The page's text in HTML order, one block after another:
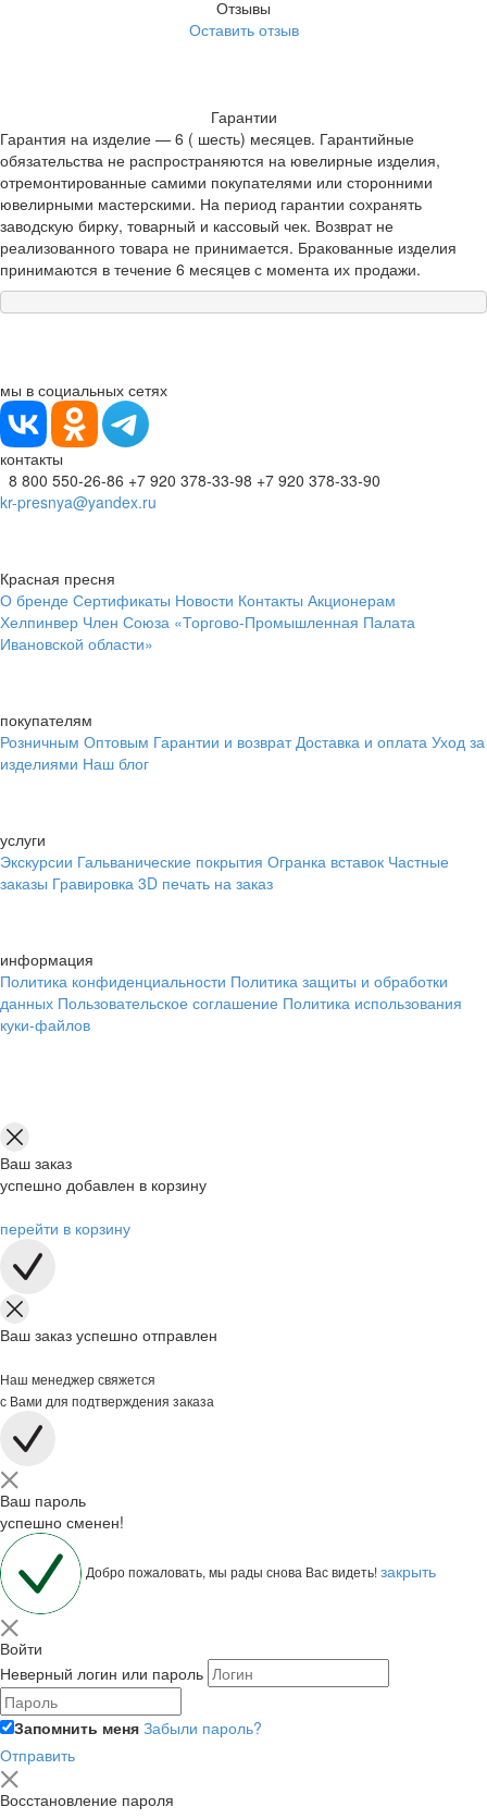
Отзывы
Оставить отзыв
Гарантии
Гарантия на изделие — 6 ( шесть) месяцев. Гарантийные
обязательства не распространяются на ювелирные изделия,
отремонтированные самими покупателями или сторонними
ювелирными мастерскими. На период гарантии сохранять
заводскую бирку, товарный и кассовый чек. Возврат не
реализованного товара не принимается. Бракованные изделия
принимаются в течение 6 месяцев с момента их продажи.
мы в социальных сетях
контакты
8 800 550-26-86 +7 920 378-33-98 +7 920 378-33-90
kr-presnya@yandex.ru
Красная пресня
О бренде Сертификаты Новости Контакты Акционерам
Хелпинвер Член Союза «Торгово-Промышленная Палата
Ивановской области»
покупателям
Розничным Оптовым Гарантии и возврат Доставка и оплата Уход за
изделиями Наш блог
услуги
Экскурсии Гальванические покрытия Огранка вставок Частные
заказы Гравировка 3D печать на заказ
информация
Политика конфиденциальности Политика защиты и обработки
данных Пользовательское соглашение Политика использования
куки-файлов
Ваш заказ
успешно добавлен в корзину
перейти в корзину
Ваш заказ успешно отправлен
Наш менеджер свяжется
с Вами для подтверждения заказа
Ваш пароль
успешно сменен!
Добро пожаловать, мы рады снова Вас видеть!закрыть
Войти
Неверный логин или пароль
Запомнить меня Забыли пароль?
Отправить
Восстановление пароля